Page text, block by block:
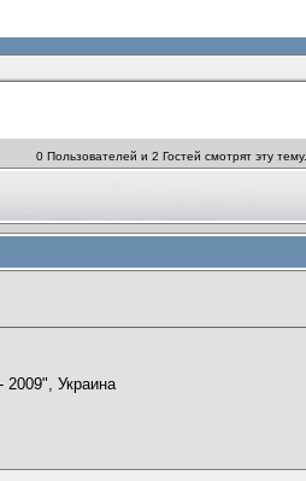
0 Пользователей и 2 Гостей смотрят эту тему.
2009", Украина